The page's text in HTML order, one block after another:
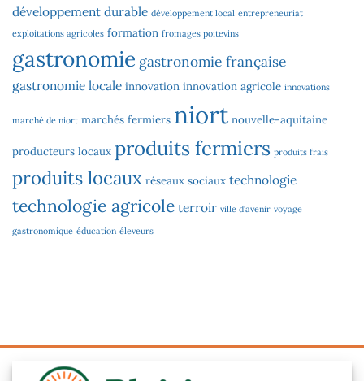
développement durable développement local entrepreneuriat
exploitations agricoles formation fromages poitevins
gastronomie gastronomie française
gastronomie locale innovation innovation agricole innovations
marché de niort marchés fermiers niort nouvelle-aquitaine
producteurs locaux produits fermiers produits frais
produits locaux réseaux sociaux technologie
technologie agricole terroir ville d'avenir voyage
gastronomique éducation éleveurs